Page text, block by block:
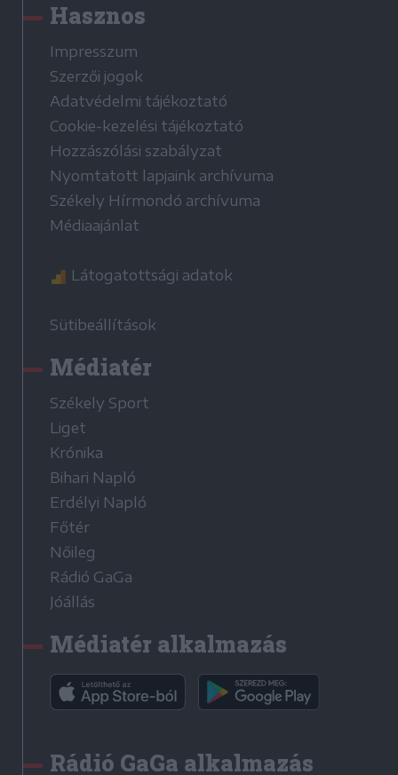
Hasznos
Impresszum
Szerzői jogok
Adatvédelmi tájékoztató
Cookie-kezelési tájékoztató
Hozzászólási szabályzat
Nyomtatott lapjaink archívuma
Székely Hírmondó archívuma
Médiaajánlat
Látogatottsági adatok
Sütibeállítások
Médiatér
Székely Sport
Liget
Krónika
Bihari Napló
Erdélyi Napló
Főtér
Nőileg
Rádió GaGa
Jóállás
Médiatér alkalmazás
Rádió GaGa alkalmazás